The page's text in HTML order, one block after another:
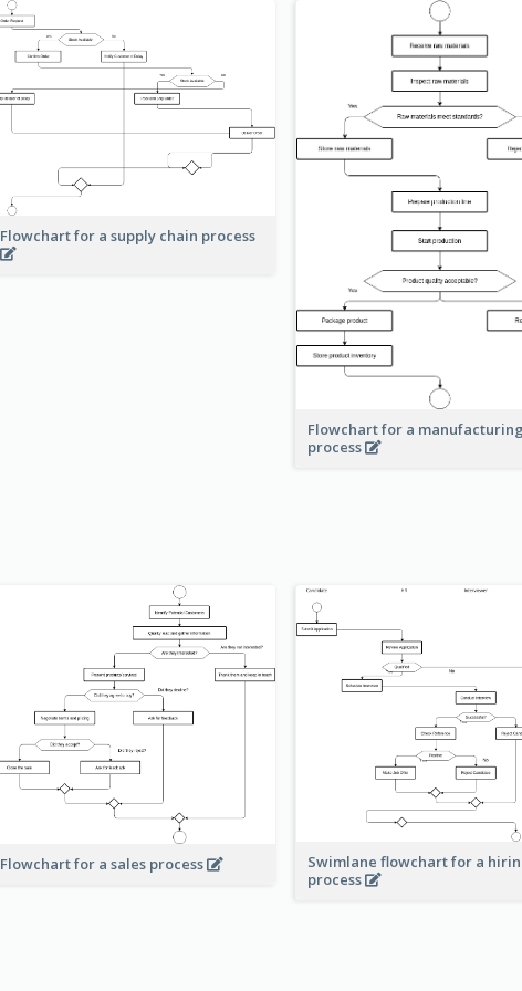
Flowchart for a supply chain process
Flowchart for a
process
Flowchart for a sales process
Swimlane flowchart for a
process